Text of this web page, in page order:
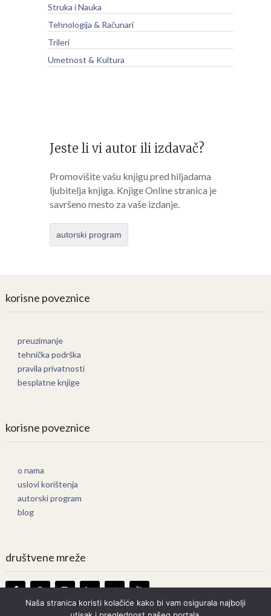
Struka i Nauka
Tehnologija & Računari
Trileri
Umetnost & Kultura
Jeste li vi autor ili izdavač?
Promovišite vašu knjigu pred hiljadama
ljubitelja knjiga. Knjige Online stranica je
savršeno mesto za vaše izdanje.
autorski program
korisne poveznice
preuzimanje
tehnička podrška
pravila privatnosti
besplatne knjige
korisne poveznice
o nama
uslovi korištenja
autorski program
blog
društvene mreže
Naša stranica koristi kolačiće kako bi vam osigurala najbolji